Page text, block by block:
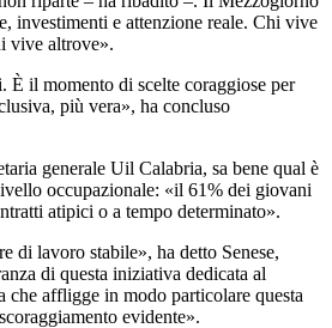
investimenti e attenzione reale. Chi vive
vive altrove».
È il momento di scelte coraggiose per
più vera», ha concluso
generale Uil Calabria, sa bene qual è
occupazionale: «il 61% dei giovani
atipici o a tempo determinato».
di lavoro stabile», ha detto Senese,
di questa iniziativa dedicata al
che affligge in modo particolare questa
evidente».